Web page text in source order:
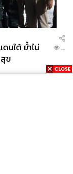
นใต้ ย้ำไม่
ข
...